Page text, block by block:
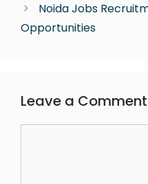
Noida Jobs
Opportunities
Leave a Comment